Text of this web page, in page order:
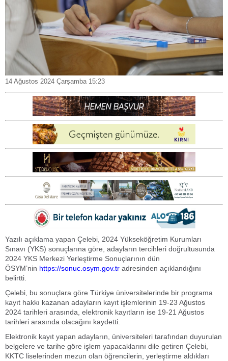
14 Ağustos 2024 Çarşamba 15:23
Yazılı açıklama yapan Çelebi, 2024 Yükseköğretim Kurumları
Sınavı (YKS) sonuçlarına göre, adayların tercihleri doğrultusunda
2024 YKS Merkezi Yerleştirme Sonuçlarının dün
ÖSYM’nin https://sonuc.osym.gov.tr adresinden açıklandığını
belirtti.
Çelebi, bu sonuçlara göre Türkiye üniversitelerinde bir programa
kayıt hakkı kazanan adayların kayıt işlemlerinin 19-23 Ağustos
2024 tarihleri arasında, elektronik kayıtların ise 19-21 Ağustos
tarihleri arasında olacağını kaydetti.
Elektronik kayıt yapan adayların, üniversiteleri tarafından duyurulan
belgelere ve tarihe göre işlem yapacaklarını dile getiren Çelebi,
KKTC liselerinden mezun olan öğrencilerin, yerleştirme aldıkları